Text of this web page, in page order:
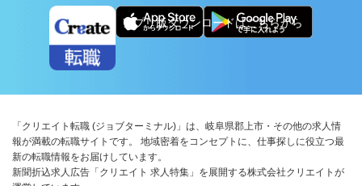
アプリ版ダウンロードはこちらから
「クリエイト転職 (ジョブターミナル)」は、岐阜県郡上市・その他の求人情
報が満載の転職サイトです。 地域密着をコンセプトに、仕事探しに役立つ最
新の転職情報をお届けしています。
新聞折込求人広告「クリエイト 求人特集」を展開する株式会社クリエイトが